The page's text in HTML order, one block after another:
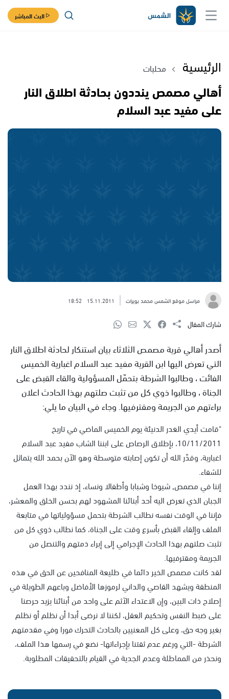
البث المباشر
الرئيسية محليات
أهالي مصمص ينددون بحادثة اطلاق النار
على مفيد عبد السلام
مراسل موقع الشمس محمد بويرات 15.11.2011
18:52
شارك المقال
أصدر أهالي قرية مصمص الثلاثاء بيان استنكار لحادثة اطلاق النار
التي تعرض اليها ابن القرية مفيد عبد السلام اغبارية الخميس
الفائت ، وطالبوا الشرطة بتحمّل المسؤولية والقاء القبض على
الجناة ، وطالبوا ذوي كل من تثبت صلتهم بهذا الحادث اعلان
براءتهم من الجريمة ومقترفيها. وجاء في البيان ما يلي:
"قامت أيدي الغدر الدنيئة يوم الخميس الماضي في تاريخ
10/11/2011، بإطلاق الرصاص على ابننا الشاب مفيد عبد السلام
اغبارية، وقدّر الله أن تكون إصابته متوسطة وهو الآن بحمد الله يتماثل
للشفاء.
إننا في مصمص, شيوخا وشبابا وأطفالا ونساء، إذ نندد بهذا العمل
الجبان الذي تعرض اليه أحد أبنائنا المشهود لهم بحسن الخلق والمعشر،
فإننا في الوقت نفسه نطالب الشرطة بتحمل مسؤولياتها في متابعة
الملف وإلقاء القبض بأسرع وقت على الجناة، كما نطالب ذوي كل من
تثبت صلتهم بهذا الحادث الإجرامي إلى إبراء ذمتهم والتنصل من
الجريمة ومقترفيها.
لقد كانت مصمص الخير دائما في طليعة المنافحين عن الحق في هذه
المنطقة ويشهد القاصي والداني لرموزها الأفاضل وباعهم الطويلة في
إصلاح ذات البين، وإن الاعتداء الآثم على واحد من أبنائنا يزيد حرصنا
على ضبط النفس وتحكيم العقل، لكننا لا نرضى أبدا أن نظلم أو نظلم
بغير وجه حق، وعلى كل المعنيين بالحادث التحرك فورا وفي مقدمتهم
الشرطة -التي ورغم عدم ثقتنا بإجراءاتها- نضع في رسمها هذا الملف،
ونحذر من المماطلة وعدم الجدية في القيام بالتحقيقات المطلوبة.